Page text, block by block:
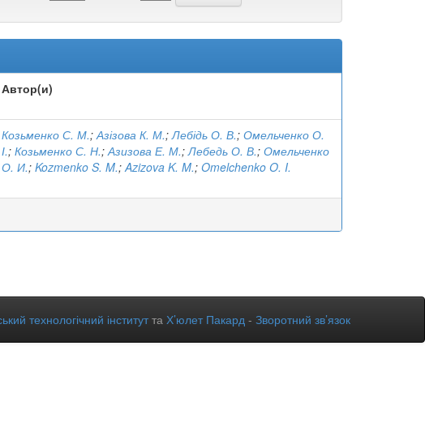
Автор(и)
Козьменко С. М.;Азізова К. М.;Лебідь О. В.; Омельченко О.
І.; Козьменко С. Н.;Азизова Е. М.;Лебедь О. В.; Омельченко
О. И.; Kozmenko S. M.;Azizova K. M.; Omelchenko O. I.
технологічний інститутта Х’юлет Пакард - Зворотний зв’язок